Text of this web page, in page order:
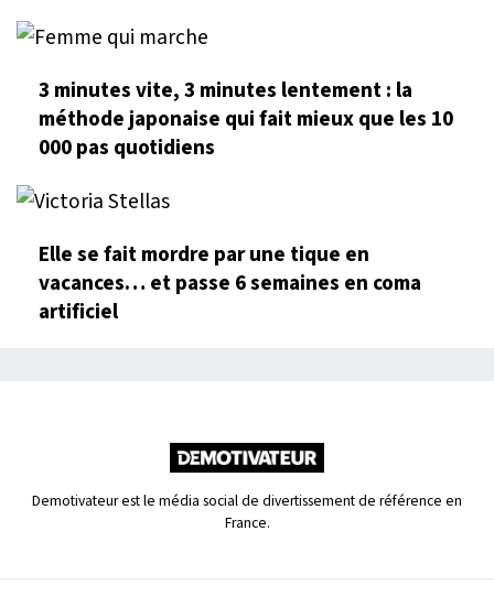
3 minutes vite, 3 minutes lentement : la
méthode japonaise qui fait mieux que les 10
000 pas quotidiens
Elle se fait mordre par une tique en
vacances… et passe 6 semaines en coma
artificiel
Demotivateur est le média social de divertissement de référence en
France.